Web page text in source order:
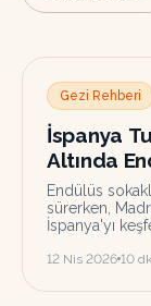
Gezi Rehberi
İspanya
Altında
Endülüs
sürerken,
İspanya'yı
12 Nis 2026 10